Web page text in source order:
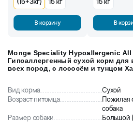
В корзину В
Monge Speciality Hypoallergenic All
Гипоаллергенный сухой корм для
всех пород, с лососём и тунцом
Вид корма
Сухой
Возраст питомца
Пожилая
собака
Размер собаки
Большой